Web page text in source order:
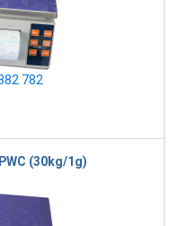
782
(30kg/1g)